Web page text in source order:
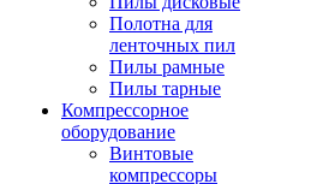
Полотна для
ленточных пил
Пилы рамные
Пилы тарные
Компрессорное
оборудование
Винтовые
компрессоры